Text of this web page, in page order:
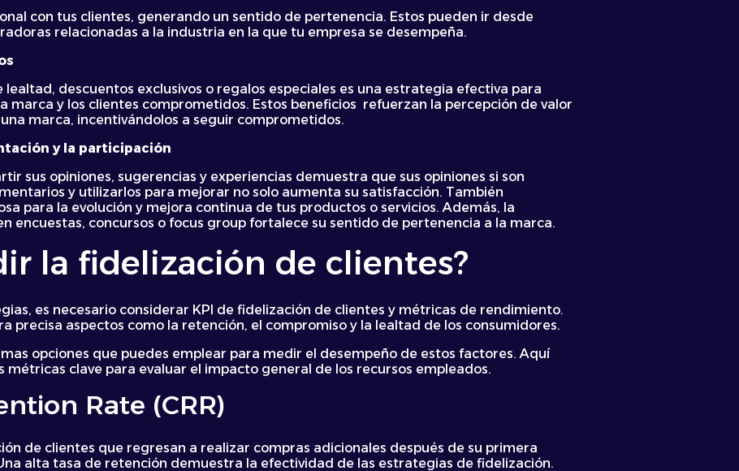
con tus clientes, generando un sentido de pertenencia. Estos pueden ir desde
relacionadas a la industria en la que tu empresa se desempeña.
descuentos exclusivos o regalos especiales es una estrategia efectiva para
marca y los clientes comprometidos. Estos beneficios refuerzan la percepción de valor
marca, incentivándolos a seguir comprometidos.
y la participación
sus opiniones, sugerencias y experiencias demuestra que sus opiniones si son
y utilizarlos para mejorar no solo aumenta su satisfacción. También
para la evolución y mejora continua de tus productos o servicios. Además, la
encuestas, concursos o focus group fortalece su sentido de pertenencia a la marca.
la fidelización de clientes?
es necesario considerar KPI de fidelización de clientes y métricas de rendimiento.
precisa aspectos como la retención, el compromiso y la lealtad de los consumidores.
opciones que puedes emplear para medir el desempeño de estos factores. Aquí
métricas clave para evaluar el impacto general de los recursos empleados.
Rate (CRR)
de clientes que regresan a realizar compras adicionales después de su primera
alta tasa de retención demuestra la efectividad de las estrategias de fidelización.